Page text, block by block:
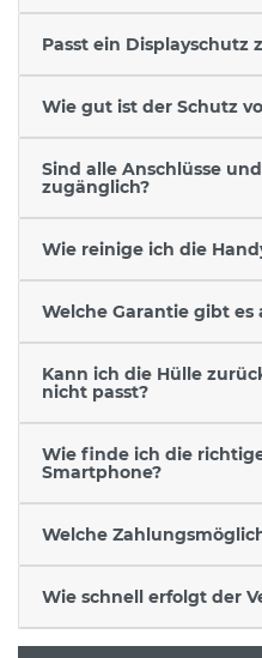
Passt ein Displayschutz
Wie gut ist der Schutz
Sind alle Anschlüsse
zugänglich?
Wie reinige ich die
Welche Garantie gibt es
Kann ich die Hülle
nicht passt?
Wie finde ich die
Smartphone?
Welche
Wie schnell erfolgt der